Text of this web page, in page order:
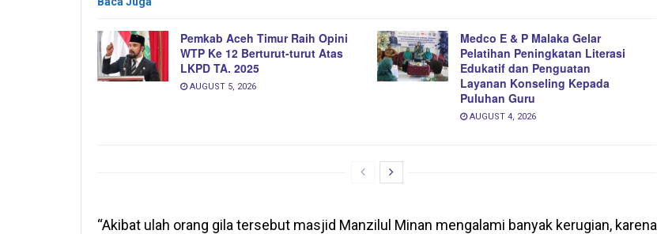
Pemkab Aceh Timur Raih Opini
WTP Ke 12 Berturut-turut Atas
LKPD TA. 2025
AUGUST 5, 2026
Medco E & P Malaka Gelar
Pelatihan Peningkatan Literasi
Edukatif dan Penguatan
Layanan Konseling Kepada
Puluhan Guru
AUGUST 4, 2026
“Akibat ulah orang gila tersebut masjid Manzilul Minan mengalami banyak kerugian, karena